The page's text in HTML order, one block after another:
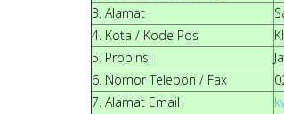
3. Alamat
4. Kota / Kode Pos
5. Propinsi
6. Nomor Telepon / Fax
7. Alamat Email